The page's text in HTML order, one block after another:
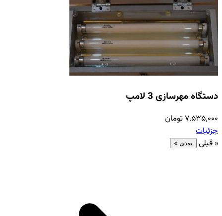
دستگاه مهرسازی 3 لامپ
۷٬۵۳۵٬۰۰۰ تومان
جزئیات
« قبلی
بعدی »